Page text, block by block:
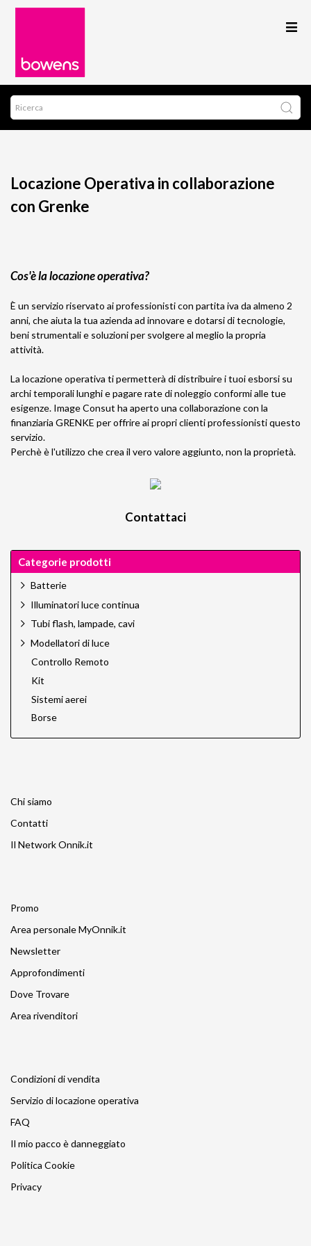
Locazione Operativa in collaborazione
con Grenke
Cos'è la locazione operativa?
È un servizio riservato ai professionisti con partita iva da almeno 2
anni, che aiuta la tua azienda ad innovare e dotarsi di tecnologie,
beni strumentali e soluzioni per svolgere al meglio la propria
attività.
La locazione operativa ti permetterà di distribuire i tuoi esborsi su
archi temporali lunghi e pagare rate di noleggio conformi alle tue
esigenze. Image Consut ha aperto una collaborazione con la
finanziaria GRENKE per offrire ai propri clienti professionisti questo
servizio.
Perchè è l'utilizzo che crea il vero valore aggiunto, non la proprietà.
Contattaci
Categorie prodotti
Batterie
Illuminatori luce continua
Tubi flash, lampade, cavi
Modellatori di luce
Controllo Remoto
Kit
Sistemi aerei
Borse
Chi siamo
Contatti
Il Network Onnik.it
Promo
Area personale MyOnnik.it
Newsletter
Approfondimenti
Dove Trovare
Area rivenditori
Condizioni di vendita
Servizio di locazione operativa
FAQ
Il mio pacco è danneggiato
Politica Cookie
Privacy